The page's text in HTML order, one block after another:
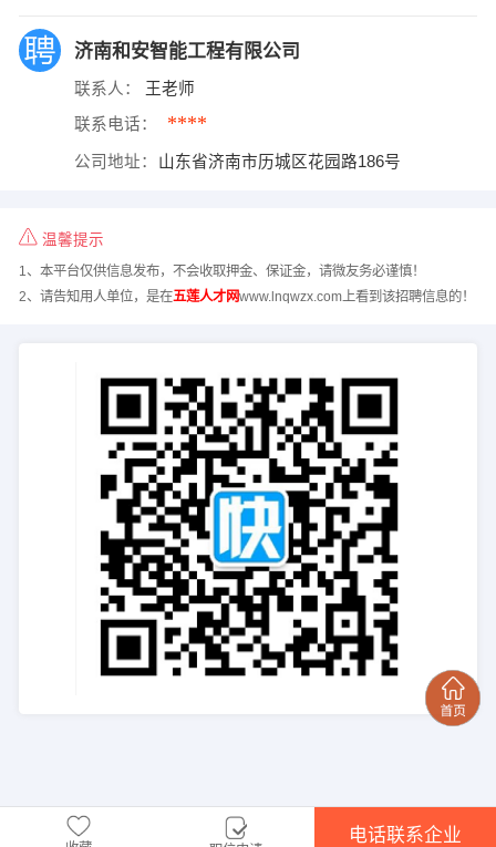
济南和安智能工程有限公司
联系人： 王老师
联系电话： ****
公司地址： 山东省济南市历城区花园路186号
温馨提示
1、本平台仅供信息发布，不会收取押金、保证金，请微友务必谨慎！
2、请告知用人单位，是在五莲人才网www.lnqwzx.com上看到该招聘信息的！
电话联系企业